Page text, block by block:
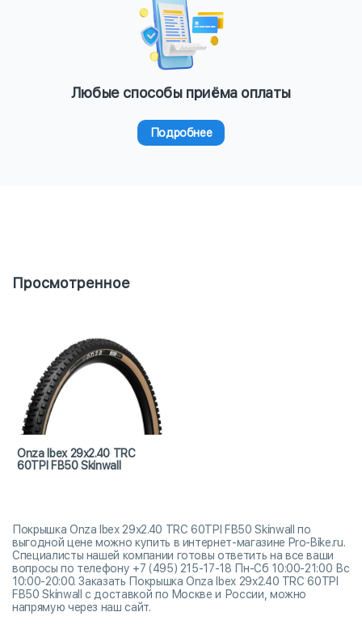
Любые способы приёма оплаты
Подробнее
Просмотренное
Onza Ibex 29x2.40 TRC
60TPI FB50 Skinwall
Покрышка Onza Ibex 29x2.40 TRC 60TPI FB50 Skinwall по
выгодной цене можно купить в интернет-магазине Pro-Bike.ru.
Специалисты нашей компании готовы ответить на все ваши
вопросы по телефону +7 (495) 215-17-18 Пн-Сб 10:00-21:00 Вс
10:00-20:00. Заказать Покрышка Onza Ibex 29x2.40 TRC 60TPI
FB50 Skinwall с доставкой по Москве и России, можно
напрямую через наш сайт.